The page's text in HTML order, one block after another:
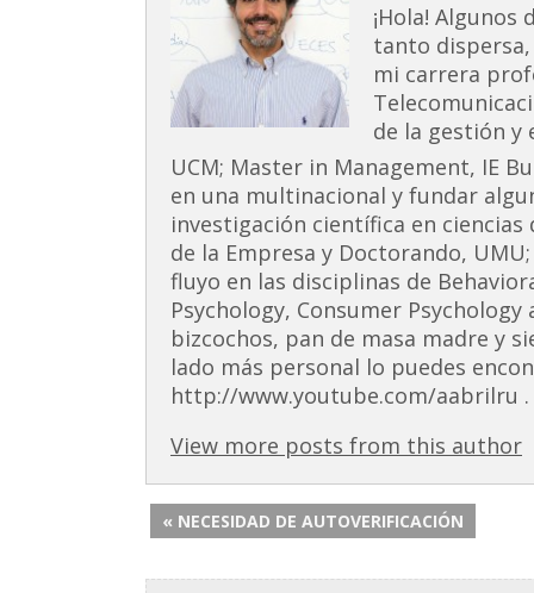
¡Hola!
tanto dispersa,
mi carrera
de la gestión y
UCM; Master in Management, IE
en una multinacional y fundar
investigación científica en
de la Empresa y Doctorando,
fluyo en las disciplinas de
Psychology, Consumer
bizcochos, pan de masa madre y
lado más personal lo puedes
http://www.youtube.com/aabrilru .
View more posts from this author
« NECESIDAD DE AUTOVERIFICACIÓN